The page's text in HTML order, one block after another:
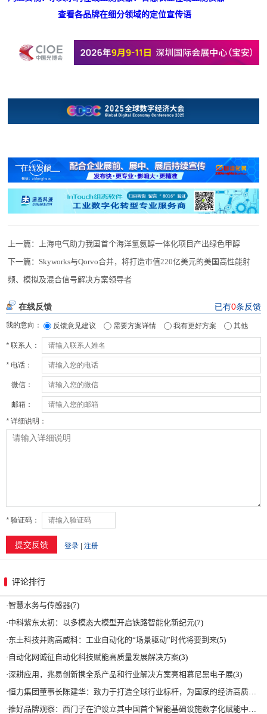
查看各品牌在细分领域的定位宣传语
上一篇：
上海电气助力我国首个海洋氢氨醇一体化项目产出绿色甲醇
下一篇： Skyworks与Qorvo合并，将打造市值220亿美元的美国高性能射
频、模拟及混合信号解决方案领导者
评论排行
·智慧水务与传感器(7)
·中科紫东太初：以多模态大模型开启铁路智能化新纪元(7)
·东土科技并购高威科：工业自动化的“场景驱动”时代将要到来(5)
· 自动化网诚征自动化科技赋能高质量发展解决方案(3)
·深耕应用，兆易创新携全系产品和行业解决方案亮相慕尼黑电子展(3)
·恒力集团董事长陈建华：致力于打造全球行业标杆，为国家的经济高质量发展贡献更大力量|上海电气集团党委书记、董事长吴磊来访
·推好品牌观察：西门子在沪设立其中国首个智能基础设施数字化赋能中心